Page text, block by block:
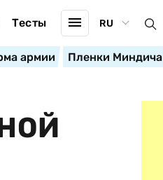
Тесты RU
армии Пленки Миндича